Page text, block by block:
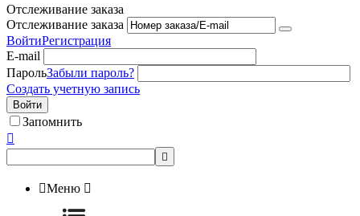
Отслеживание заказа
Отслеживание заказа
ВойтиРегистрация
E-mail
ПарольЗабыли пароль?
Создать учетную запись
Войти
Запомнить


Меню 